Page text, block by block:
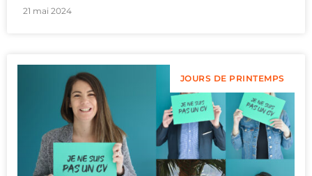
21 mai 2024
JOURS DE PRINTEMPS